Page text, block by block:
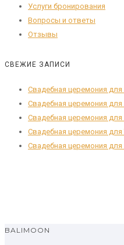
Услуги бронирования
Вопросы и ответы
Отзывы
СВЕЖИЕ ЗАПИСИ
Свадебная церемония
Свадебная церемония
Свадебная церемония
Свадебная церемония
Свадебная церемония
BALIMOON